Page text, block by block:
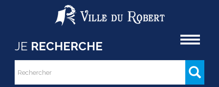
Aller au contenu principal
JE RECHERCHE
Formulaire de recherche
Rechercher